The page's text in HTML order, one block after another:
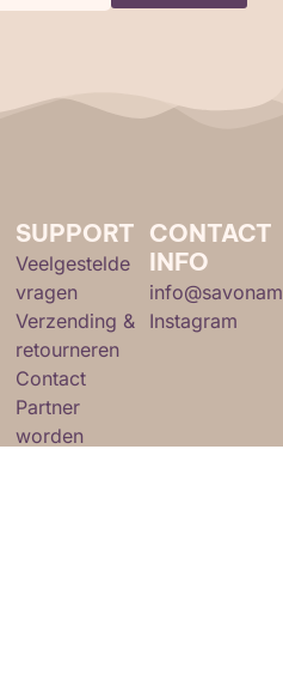
SUPPORT
Veelgestelde
vragen
Verzending &
retourneren
Contact
Partner
worden
CONTACT
INFO
Instagram